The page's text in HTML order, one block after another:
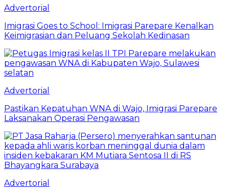
Advertorial
Imigrasi Goes to School: Imigrasi Parepare Kenalkan
Keimigrasian dan Peluang Sekolah Kedinasan
Advertorial
Pastikan Kepatuhan WNA di Wajo, Imigrasi Parepare
Laksanakan Operasi Pengawasan
Advertorial